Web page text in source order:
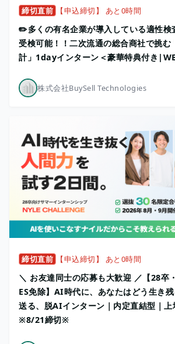
締切直前 【申込締切】 あと0時間
✏️多くの有名企業が導入している適性検
受検可能！！二次流通の総合商社で挑む
計」1dayインターン＜豪華特典付き
株式会社BuySell Technologies
締切直前 【申込締切】 あと0時間
＼ お友達同士の応募も大歓迎 ／【28卒
ES免除】AI時代に、あなたはどう生き
送る、脱AIインターン｜内定直結型｜
※8/21締切※